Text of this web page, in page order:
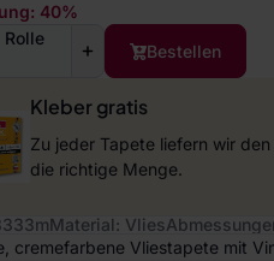
40%
Rolle
Bestellen
Kleber gratis
Zu jeder Tapete liefern wir
die richtige Menge.
Material: Vlies
cremefarbene Vliestapete mit